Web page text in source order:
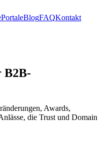
PortaleBlogFAQKontakt
B2B-
Awards,
die Trust und Domain